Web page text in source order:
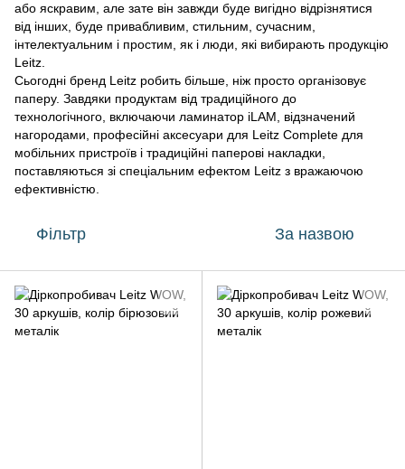
або яскравим, але зате він завжди буде вигідно відрізнятися
від інших, буде привабливим, стильним, сучасним,
інтелектуальним і простим, як і люди, які вибирають продукцію
Leitz.
Сьогодні бренд Leitz робить більше, ніж просто організовує
паперу. Завдяки продуктам від традиційного до
технологічного, включаючи ламинатор iLAM, відзначений
нагородами, професійні аксесуари для Leitz Complete для
мобільних пристроїв і традиційні паперові накладки,
поставляються зі спеціальним ефектом Leitz з вражаючою
ефективністю.
Фільтр За назвою